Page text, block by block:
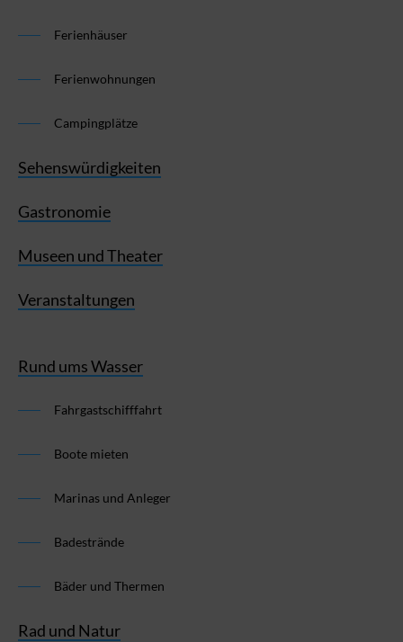
Ferienhäuser
Ferienwohnungen
Campingplätze
Sehenswürdigkeiten
Gastronomie
Museen und Theater
Veranstaltungen
Rund ums Wasser
Fahrgastschifffahrt
Boote mieten
Marinas und Anleger
Badestrände
Bäder und Thermen
Rad und Natur